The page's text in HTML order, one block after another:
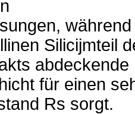
Silicijmteil
abdeckende
für einen
Rs sorgt.